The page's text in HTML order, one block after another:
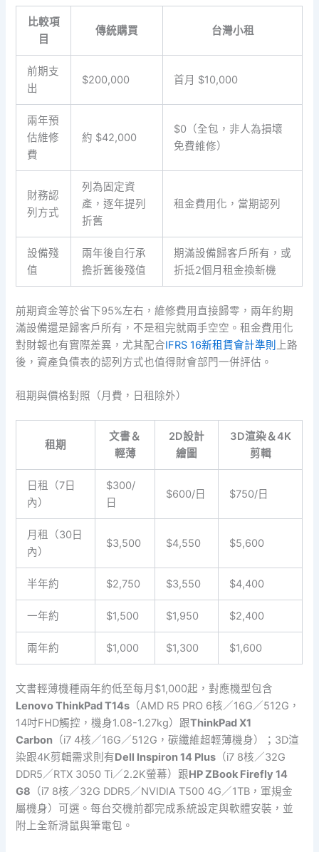
比較項
目
傳統購買 台灣小租
前期支
出
$200,000 首月 $10,000
兩年預
估維修
費
約 $42,000
$0（全包，非人為損壞
免費維修）
財務認
列方式
列為固定資
產，逐年提列
折舊
租金費用化，當期認列
設備殘
值
兩年後自行承
擔折舊後殘值
期滿設備歸客戶所有，或
折抵2個月租金換新機
前期資金等於省下95%左右，維修費用直接歸零，兩年約期
滿設備還是歸客戶所有，不是租完就兩手空空。租金費用化
對財報也有實際差異，尤其配合IFRS 16新租賃會計準則
上路
後，資產負債表的認列方式也值得財會部門一併評估。
租期與價格對照（月費，日租除外）
租期
文書＆
輕薄
2D設計
繪圖
3D渲染＆4K
剪輯
日租（7日
內）
$300/
日
$600/日 $750/日
月租（30日
內）
$3,500 $4,550 $5,600
半年約 $2,750 $3,550 $4,400
一年約 $1,500 $1,950 $2,400
兩年約 $1,000 $1,300 $1,600
文書輕薄機種兩年約低至每月$1,000起，對應機型包含
Lenovo ThinkPad T14s （AMD R5 PRO 6核／16G／512G，
14吋FHD觸控，機身1.08-1.27kg）跟ThinkPad X1
Carbon （i7 4核／16G／512G，碳纖維超輕薄機身）；3D渲
染跟4K剪輯需求則有Dell Inspiron 14 Plus （i7 8核／32G
DDR5／RTX 3050 Ti／2.2K螢幕）跟HP ZBook Firefly 14
G8 （i7 8核／32G DDR5／NVIDIA T500 4G／1TB，軍規金
屬機身）可選。每台交機前都完成系統設定與軟體安裝，並
附上全新滑鼠與筆電包。